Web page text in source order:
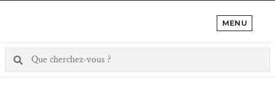
MENU